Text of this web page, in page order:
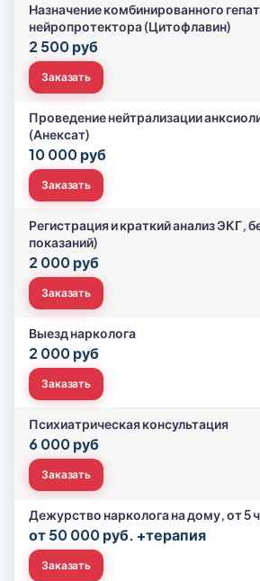
Назначение комбинированного
нейропротектора (Цитофлавин)
2 500 руб
Заказать
Проведение нейтрализации
(Анексат)
10 000 руб
Заказать
Регистрация и краткий анализ ЭКГ,
показаний)
2 000 руб
Заказать
Выезд нарколога
2 000 руб
Заказать
Психиатрическая консультация
6 000 руб
Заказать
Дежурство нарколога на дому, от 5
от 50 000 руб. +терапия
Заказать